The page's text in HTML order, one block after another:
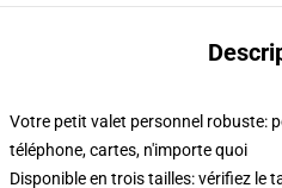
Votre petit valet personnel robuste:
téléphone, cartes, n'importe quoi
Disponible en trois tailles: vérifiez le